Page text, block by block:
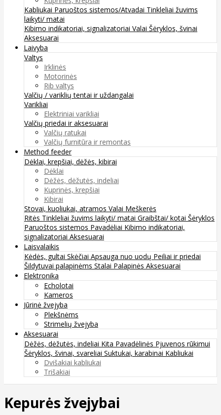
Kabliukai Paruoštos sistemos/Atvadai Tinkleliai žuvims
laikyti/ matai
Kibimo indikatoriai, signalizatoriai Valai Šėryklos, švinai
Aksesuarai
Laivyba
Valtys
Irklinės
Motorinės
Rib valtys
Valčių / variklių tentai ir uždangalai
Varikliai
Elektriniai varikliai
Valčių priedai ir aksesuarai
Valčių ratukai
Valčių furnitūra ir remontas
Method feeder
Dėklai, krepšiai, dėžės, kibirai
Dėklai
Dėžės, dėžutės, indeliai
Kuprinės, krepšiai
Kibirai
Stovai, kuoliukai, atramos Valai Meškerės
Ritės Tinkleliai žuvims laikyti/ matai Graibštai/ kotai Šėryklos
Paruoštos sistemos Pavadėliai Kibimo indikatoriai,
signalizatoriai Aksesuarai
Laisvalaikis
Kėdės, gultai Skėčiai Apsauga nuo uodų Peiliai ir priedai
Šildytuvai palapinėms Stalai Palapinės Aksesuarai
Elektronika
Echolotai
Kameros
Jūrinė žvejyba
Plekšnėms
Strimelių žvejyba
Aksesuarai
Dėžės, dėžutės, indeliai Kita Pavadėlinės Pjuvenos rūkimui
Šėryklos, švinai, svareliai Suktukai, karabinai Kabliukai
Dvišakiai kabliukai
Trišakiai
Kepurės žvejybai